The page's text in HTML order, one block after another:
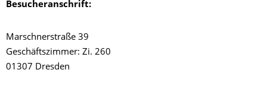
Besucheranschrift:
Marschnerstraße 39
Geschäftszimmer: Zi. 260
01307 Dresden